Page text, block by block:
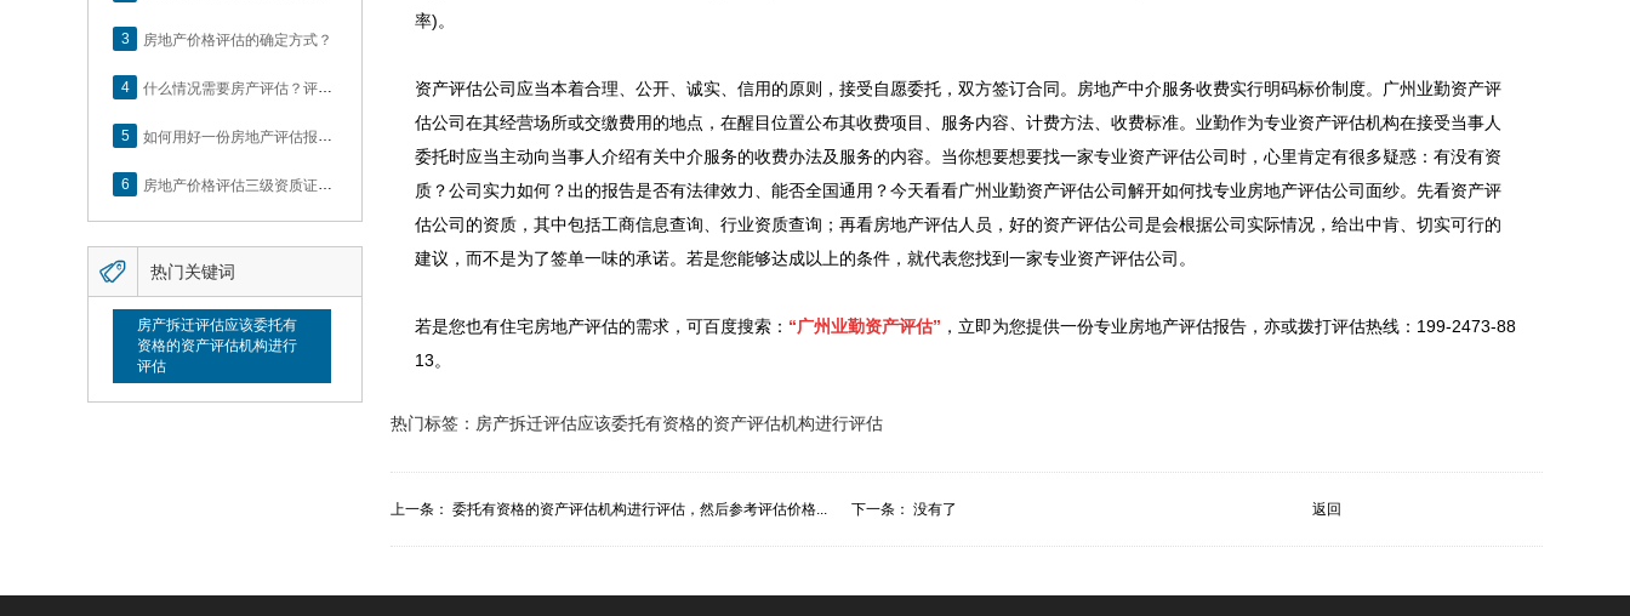
3 房地产价格评估的确定方式？
4 什么情况需要房产评估？评估流程是什么？
5 如何用好一份房地产评估报告？做好这5点是关键！
6 房地产价格评估三级资质证书申办？你了解么？
 热门关键词
房产拆迁评估应该委托有
资格的资产评估机构进行
评估
率)。
资产评估公司应当本着合理、公开、诚实、信用的原则，接受自愿委托，双方签订合同。房地产中介服务收费实行明码标价制度。广州业勤资产评
估公司在其经营场所或交缴费用的地点，在醒目位置公布其收费项目、服务内容、计费方法、收费标准。业勤作为专业资产评估机构在接受当事人
委托时应当主动向当事人介绍有关中介服务的收费办法及服务的内容。当你想要想要找一家专业资产评估公司时，心里肯定有很多疑惑：有没有资
质？公司实力如何？出的报告是否有法律效力、能否全国通用？今天看看广州业勤资产评估公司解开如何找专业房地产评估公司面纱。先看资产评
估公司的资质，其中包括工商信息查询、行业资质查询；再看房地产评估人员，好的资产评估公司是会根据公司实际情况，给出中肯、切实可行的
建议，而不是为了签单一味的承诺。若是您能够达成以上的条件，就代表您找到一家专业资产评估公司。
若是您也有住宅房地产评估的需求，可百度搜索： “广州业勤资产评估” ，立即为您提供一份专业房地产评估报告，亦或拨打评估热线：199-2473-88
13。
热门标签： 房产拆迁评估应该委托有资格的资产评估机构进行评估
上一条： 委托有资格的资产评估机构进行评估，然后参考评估价格... 下一条： 没有了 返回